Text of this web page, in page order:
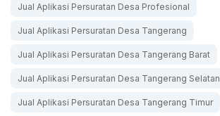
Jual Aplikasi Persuratan Desa Profesional
Jual Aplikasi Persuratan Desa Tangerang
Jual Aplikasi Persuratan Desa Tangerang Barat
Jual Aplikasi Persuratan Desa Tangerang Selatan
Jual Aplikasi Persuratan Desa Tangerang Timur